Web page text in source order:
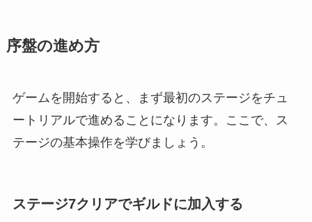
序盤の進め方
ゲームを開始すると、まず最初のステージをチュ
ートリアルで進めることになります。ここで、ス
テージの基本操作を学びましょう。
ステージ7クリアでギルドに加入する